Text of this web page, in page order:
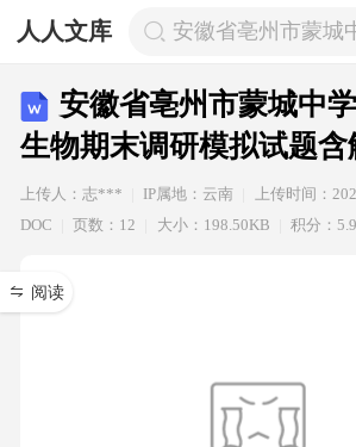
人人文库 安徽省亳州市蒙城
安徽省亳州市蒙城中
生物期末调研模拟试题含
上传人：志*** IP属地：云南 上传时间：
DOC
页数：12 大小：198.50KB 积分：
阅读